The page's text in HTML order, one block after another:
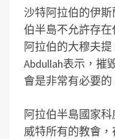
沙特阿拉伯的伊
伯半島不允許存
阿拉伯的大穆夫提
Abdullah表示，摧
會是非常有必要的
阿拉伯半島國家
威特所有的教會